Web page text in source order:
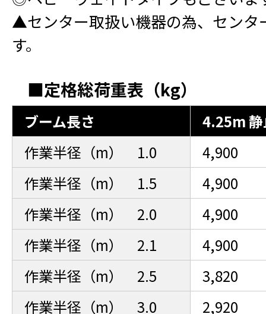
▲センター取扱い機器の為、センタ
す。
■定格総荷重表（kg）
ブーム長さ
4.25m
作業半径（m） 1.0
4,900
作業半径（m） 1.5
4,900
作業半径（m） 2.0
4,900
作業半径（m） 2.1
4,900
作業半径（m） 2.5
3,820
作業半径（m） 3.0
2,920